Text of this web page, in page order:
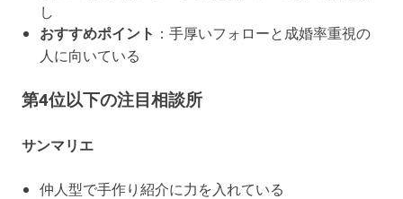
し
おすすめポイント ：手厚いフォローと成婚率重視の
人に向いている
第4位以下の注目相談所
サンマリエ
仲人型で手作り紹介に力を入れている